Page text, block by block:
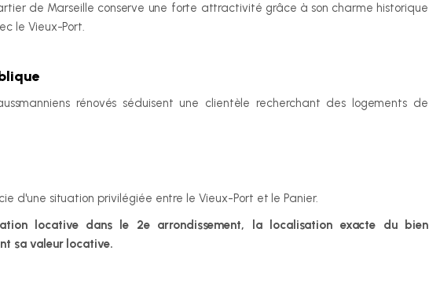
de Marseille conserve une forte attractivité grâce à son charme historique
le Vieux-Port.
rénovés séduisent une clientèle recherchant des logements de
d'une situation privilégiée entre le Vieux-Port et le Panier.
locative dans le 2e arrondissement, la localisation exacte du bien
sa valeur locative.